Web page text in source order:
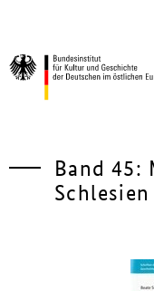
Band 45:
Schlesien